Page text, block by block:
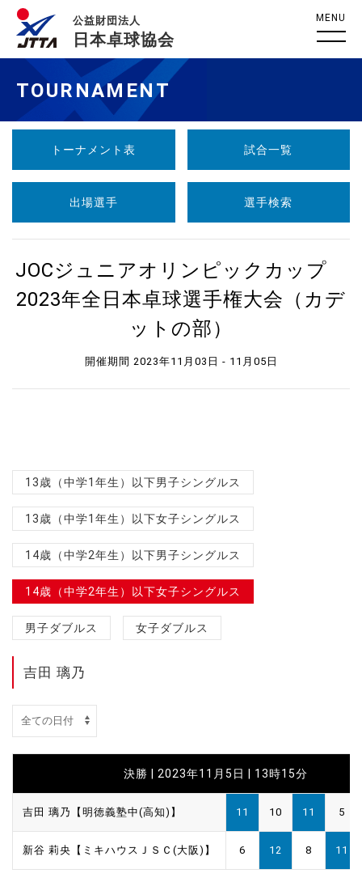
公益財団法人
日本卓球協会
MENU
TOURNAMENT
トーナメント表 試合一覧
出場選手 選手検索
JOCジュニアオリンピックカップ
2023年全日本卓球選手権大会（カデ
ットの部）
開催期間 2023年11月03日 - 11月05日
13歳（中学1年生）以下男子シングルス
13歳（中学1年生）以下女子シングルス
14歳（中学2年生）以下男子シングルス
14歳（中学2年生）以下女子シングルス
男子ダブルス 女子ダブルス
吉田 璃乃
決勝 | 2023年11月5日 | 13時15分
吉田 璃乃【明徳義塾中(高知)】 11 10 11 5
新谷 莉央【ミキハウスＪＳＣ(大阪)】 6 12 8 11